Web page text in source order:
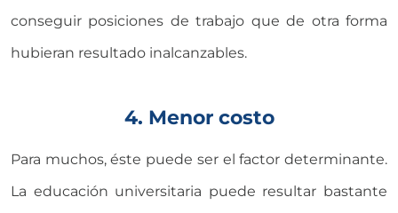
conseguir posiciones de trabajo que de otra forma
hubieran resultado inalcanzables.
4. Menor costo
Para muchos, éste puede ser el factor determinante.
La educación universitaria puede resultar bastante